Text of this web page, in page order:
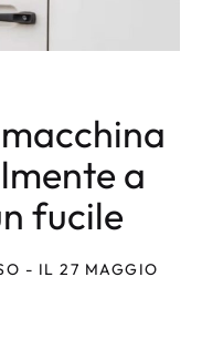
a
fucile
- IL 27 MAGGIO